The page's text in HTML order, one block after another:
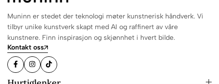
Muninn er stedet der teknologi møter kunstnerisk håndverk. Vi
tilbyr unike kunstverk skapt med AI og raffinert av våre
kunstnere. Finn inspirasjon og skjønnhet i hvert bilde.
Kontakt oss